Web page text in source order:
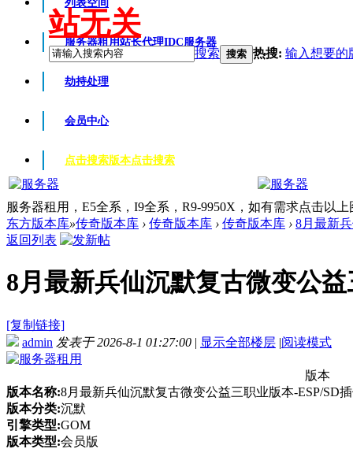
列表空间
服务器租用站长代理IDC服务器
劫持处理
会员中心
点击搜索版本点击搜索
站无关
搜索 搜索 热搜: 输入想要的
服务器租用，E5全系，I9全系，R9-9950X，如有需求点击以
东方版本库»传奇版本库 › 传奇版本库 › 传奇版本库 › 8月最新
返回列表
8月最新兵仙沉默复古微变公
[复制链接]
admin 发表于 2026-8-1 01:27:00 | 显示全部楼层 |阅读模式
版本
版本名称:8月最新兵仙沉默复古微变公益三职业版本-ESP/SD
版本分类:沉默
引擎类型:GOM
版本类型:会员版